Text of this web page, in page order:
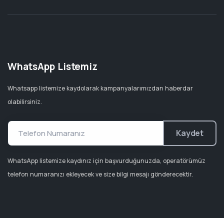
WhatsApp Listemiz
Whatsapp listemize kaydolarak kampanyalarımızdan haberdar
olabilirsiniz.
Kaydet
WhatsApp listemize kaydınız için başvurduğunuzda, operatörümüz
telefon numaranızı ekleyecek ve size bilgi mesajı gönderecektir.